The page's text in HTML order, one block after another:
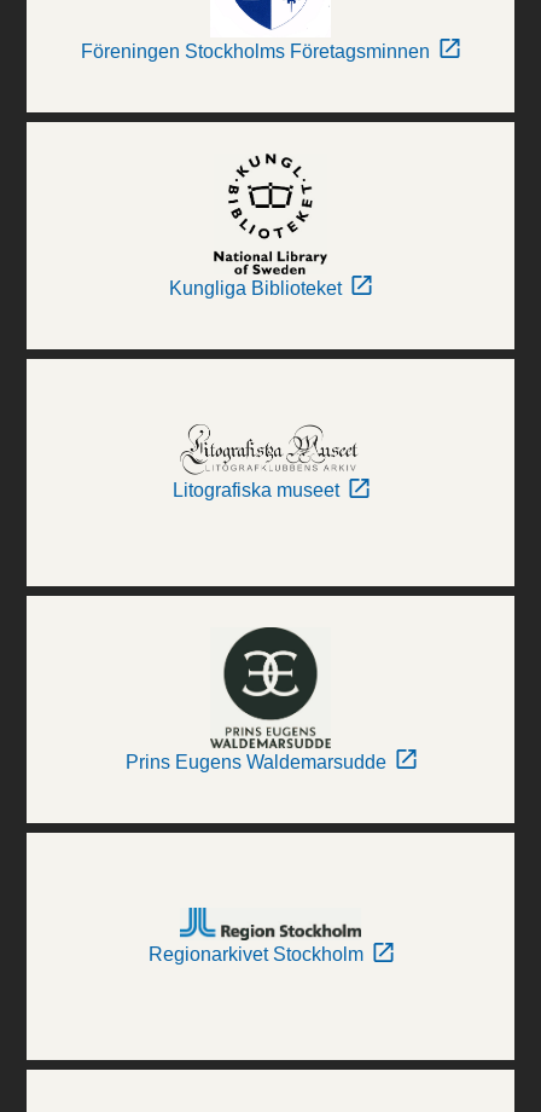
Föreningen Stockholms Företagsminnen
Kungliga Biblioteket
Litografiska museet
Prins Eugens Waldemarsudde
Regionarkivet Stockholm